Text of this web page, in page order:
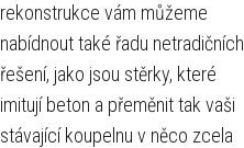
rekonstrukce vám můžeme
nabídnout také řadu netradičních
řešení, jako jsou stěrky, které
imitují beton a přeměnit tak vaši
stávající koupelnu v něco zcela